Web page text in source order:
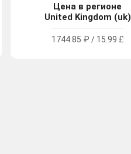
Цена в регионе
United Kingdom (uk)
1744.85 ₽ / 15.99 £